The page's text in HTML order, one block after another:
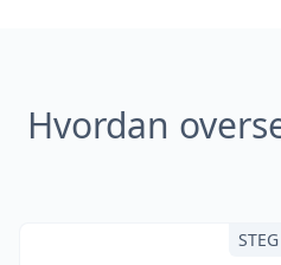
Hvordan
STEG